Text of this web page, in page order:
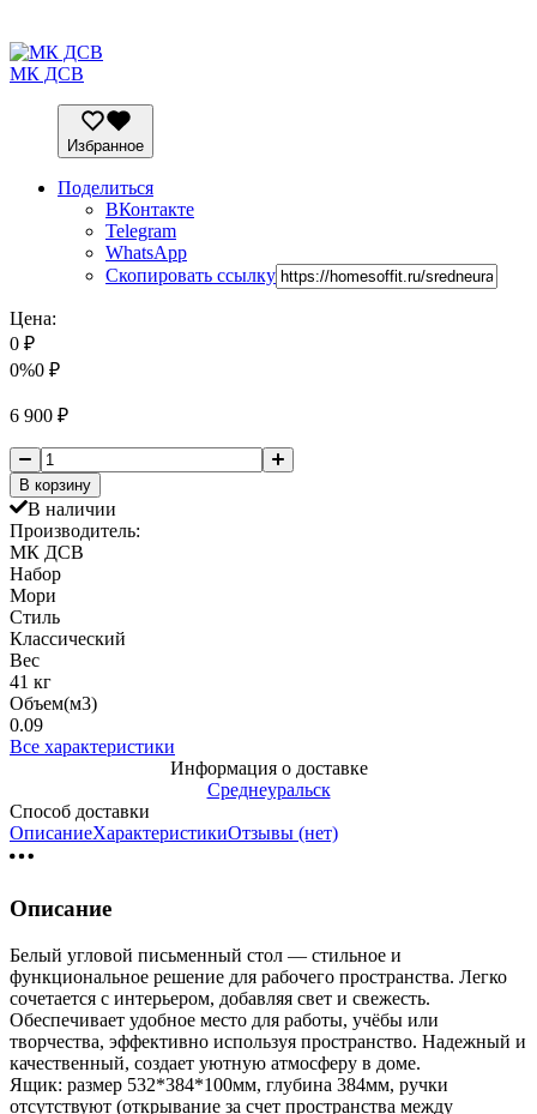
МК ДСВ
Избранное
Поделиться
ВКонтакте
Telegram
WhatsApp
Скопировать ссылку
Цена:
0 ₽
0%0 ₽
6 900 ₽
В корзину
В наличии
Производитель:
МК ДСВ
Набор
Мори
Стиль
Классический
Вес
41 кг
Объем(м3)
0.09
Все характеристики
Информация о доставке
Среднеуральск
Способ доставки
ОписаниеХарактеристикиОтзывы (нет)
Описание
Белый угловой письменный стол — стильное и
функциональное решение для рабочего пространства. Легко
сочетается с интерьером, добавляя свет и свежесть.
Обеспечивает удобное место для работы, учёбы или
творчества, эффективно используя пространство. Надежный и
качественный, создает уютную атмосферу в доме.
Ящик: размер 532*384*100мм, глубина 384мм, ручки
отсутствуют (открывание за счет пространства между